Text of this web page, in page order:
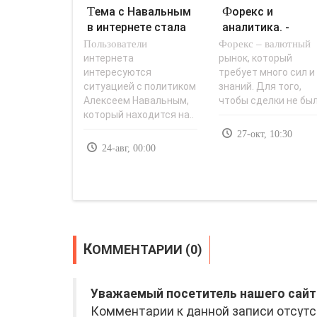
Тема с Навальным
в интернете стала
популярнее
Лукашенко и..
Пользователи
интернета
интересуются
ситуацией с политиком
Алексеем Навальным,
который находится на..
24-авг, 00:00
Форекс и
аналитика. -
«Заработок в
интернете»..
Форекс – валютный
рынок, который
требует много сил и
знаний. Для того,
чтобы сделки не
27-окт, 10:30
КОММЕНТАРИИ (0)
Уважаемый посетитель нашего
Комментарии к данной записи